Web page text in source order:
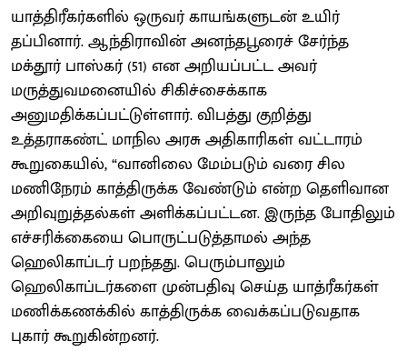
யாத்திரீகர்களில் ஒருவர் காயங்களுடன் உயிர்
தப்பினார். ஆந்திராவின் அனந்தபூரைச் சேர்ந்த
மக்தூர் பாஸ்கர் (51) என அறியப்பட்ட அவர்
மருத்துவமனையில் சிகிச்சைக்காக
அனுமதிக்கப்பட்டுள்ளார். விபத்து குறித்து
உத்தராகண்ட் மாநில அரசு அதிகாரிகள் வட்டாரம்
கூறுகையில், “வானிலை மேம்படும் வரை சில
மணிநேரம் காத்திருக்க வேண்டும் என்ற தெளிவான
அறிவுறுத்தல்கள் அளிக்கப்பட்டன. இருந்த போதிலும்
எச்சரிக்கையை பொருட்படுத்தாமல் அந்த
ஹெலிகாப்டர் பறந்தது. பெரும்பாலும்
ஹெலிகாப்டர்களை முன்பதிவு செய்த யாத்ரீகர்கள்
மணிக்கணக்கில் காத்திருக்க வைக்கப்படுவதாக
புகார் கூறுகின்றனர்.